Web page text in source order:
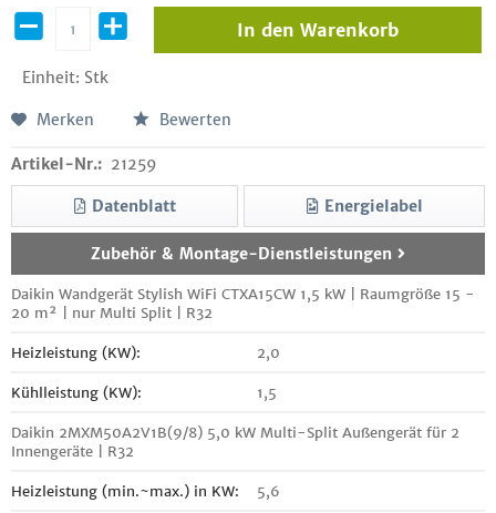
Einheit: Stk
In den Warenkorb
Merken Bewerten
Artikel-Nr.: 21259
Datenblatt Energielabel
Zubehör & Montage-Dienstleistungen
Daikin Wandgerät Stylish WiFi CTXA15CW 1,5 kW | Raumgröße 15 -
20 m² | nur Multi Split | R32
Heizleistung (KW): 2,0
Kühlleistung (KW): 1,5
Daikin 2MXM50A2V1B(9/8) 5,0 kW Multi-Split Außengerät für 2
Innengeräte | R32
Heizleistung (min.~max.) in KW: 5,6